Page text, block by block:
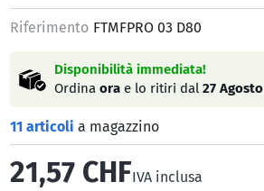
Riferimento FTMFPRO 03 D80
Disponibilità immediata!
Ordinaora e lo ritiri dal27 Agosto
11 articolia magazzino
21,57 CHFIVA inclusa